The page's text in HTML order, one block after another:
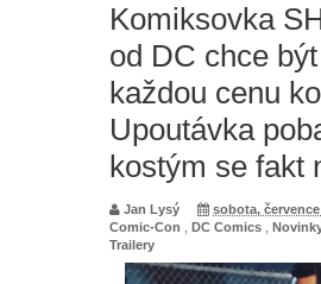
hvězda Srdcerváčů
Spider-Man: Zbrusu
Holland promluvil od
z filmu. A kdo byl
Mumie 4: Vrátí se
Komiksovka SHAZAM! od
každou cenu komedie.
ale kostým se fakt nepovedl
Komiksovka
od DC chce
každou cenu
Upoutávka
kostým se fakt
Jan Lysý
sobota, července
Comic-Con
DC Comics
Trailery